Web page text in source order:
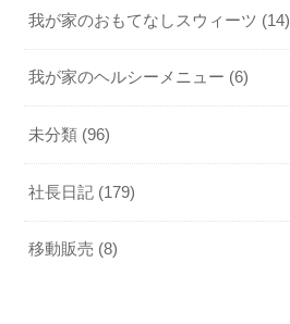
我が家のおもてなしスウィーツ (14)
我が家のヘルシーメニュー (6)
未分類 (96)
社長日記 (179)
移動販売 (8)